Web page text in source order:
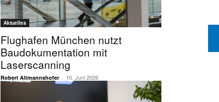
Aktuelles
Flughafen München nutzt
Baudokumentation mit
Laserscanning
Robert Altmannshofer - 10. Juni 2026